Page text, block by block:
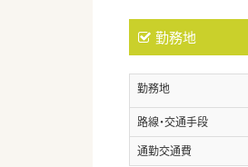
勤務地
勤務地
路線・交通手段
通勤交通費